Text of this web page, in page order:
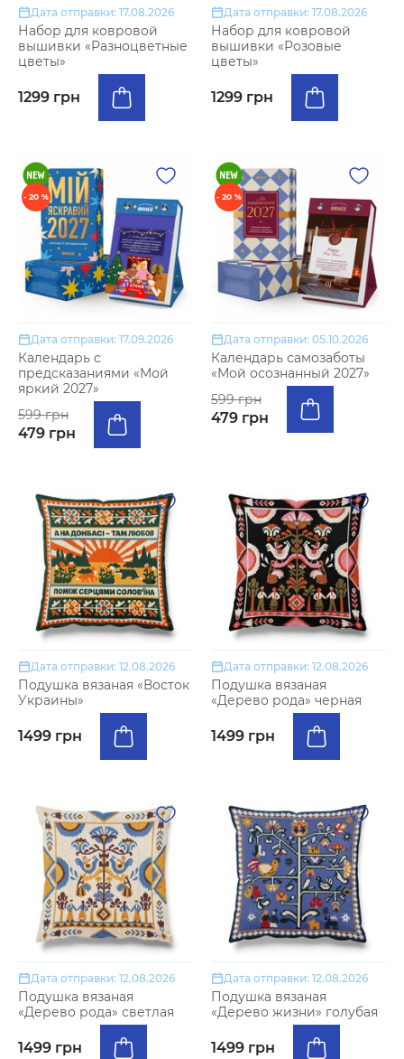
Дата отправки: 17.08.2026
Набор для ковровой
вышивки «Разноцветные
цветы»
1299 грн
Дата отправки: 17.08.2026
Набор для ковровой
вышивки «Розовые
цветы»
1299 грн
- 20 %
Дата отправки: 17.09.2026
Календарь с
предсказаниями «Мой
яркий 2027»
599 грн
479 грн
- 20 %
Дата отправки: 05.10.2026
Календарь самозаботы
«Мой осознанный 2027»
599 грн
479 грн
Дата отправки: 12.08.2026
Подушка вязаная «Восток
Украины»
1499 грн
Дата отправки: 12.08.2026
Подушка вязаная
«Дерево рода» черная
1499 грн
Дата отправки: 12.08.2026
Подушка вязаная
«Дерево рода» светлая
1499 грн
Дата отправки: 12.08.2026
Подушка вязаная
«Дерево жизни» голубая
1499 грн